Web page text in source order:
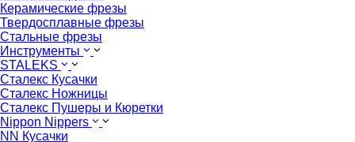
Керамические фрезы
Твердосплавные фрезы
Стальные фрезы
Инструменты
STALEKS
Сталекс Кусачки
Сталекс Ножницы
Сталекс Пушеры и Кюретки
Nippon Nippers
NN Кусачки